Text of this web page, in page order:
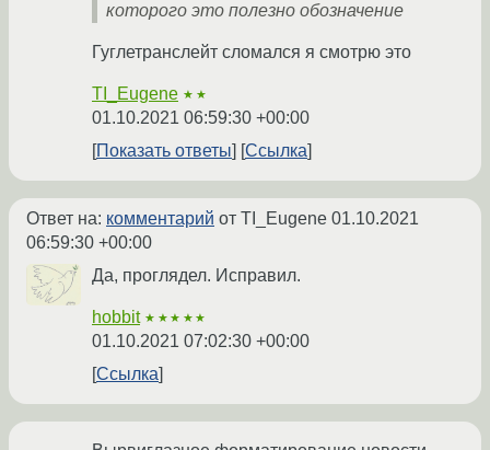
которого это полезно обозначение
Гуглетранслейт сломался я смотрю это
TI_Eugene ★★
01.10.2021 06:59:30 +00:00
Показать ответы
Ссылка
Ответ на: комментарий от TI_Eugene 01.10.2021
06:59:30 +00:00
Да, проглядел. Исправил.
hobbit ★★★★★
01.10.2021 07:02:30 +00:00
Ссылка